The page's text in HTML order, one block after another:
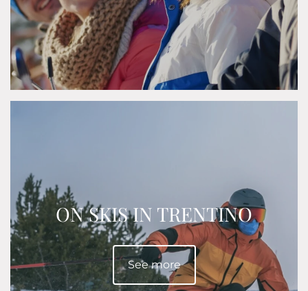
ON SKIS IN TRENTINO
See more